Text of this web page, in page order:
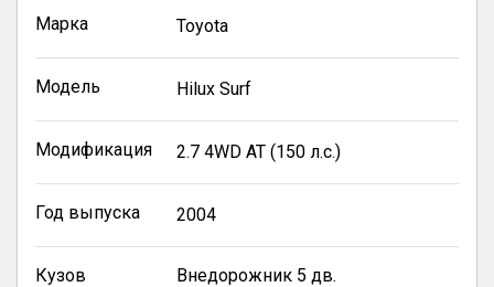
Марка Toyota
Модель Hilux Surf
Модификация 2.7 4WD AT (150 л.с.)
Год выпуска 2004
Кузов Внедорожник 5 дв.